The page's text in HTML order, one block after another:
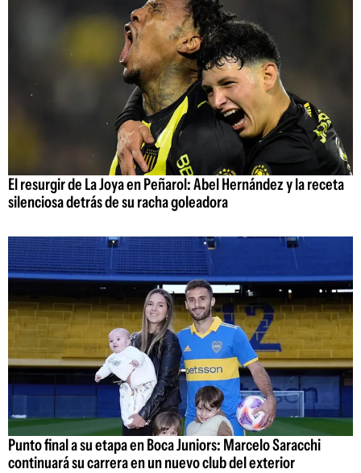
El resurgir de La Joya en Peñarol: Abel Hernández y la receta
silenciosa detrás de su racha goleadora
Punto final a su etapa en Boca Juniors: Marcelo Saracchi
continuará su carrera en un nuevo club del exterior